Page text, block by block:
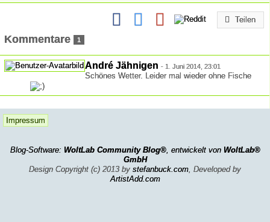
Teilen
Kommentare 1
André Jähnigen - 1. Juni 2014, 23:01
Schönes Wetter. Leider mal wieder ohne Fische
Impressum
Blog-Software: WoltLab Community Blog®, entwickelt von WoltLab®
GmbH
Design Copyright (c) 2013 by stefanbuck.com, Developed by
ArtistAdd.com